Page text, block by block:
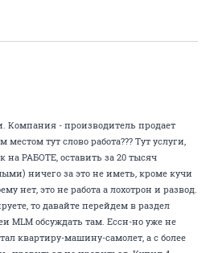
Компания - производитель продает
тут слово работа??? Тут услуги,
РАБОТЕ, оставить за 20 тысяч
ничего за это не иметь, кроме кучи
нет, это не работа а лохотрон и развод.
то давайте перейдем в раздел
MLM обсуждать там. Ессн-но уже не
квартиру-машину-самолет, а с более